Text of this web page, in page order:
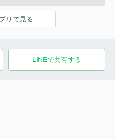
リで見る
LINEで共有する